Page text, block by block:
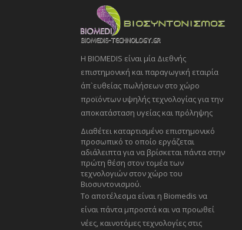
Η BIOMEDIS είναι μία Διεθνής
επιστημονική και παραγωγική εταιρία
άπ`ευθείας πωλήσεων στο χώρο
προϊόντων υψηλής τεχνολογίας για την
αποκατάσταση υγείας και πρόληψης
Διαθέτει καταρτισμένο επιστημονικό
προσωπικό το οποίο εργάζεται
αδιάλειπτα για να βρίσκεται πάντα στην
πρώτη θέση στον τομέα των
τεχνολογιών στον χώρο του
Βιοσυντονισμού.
Το αποτέλεσμα είναι η Biomedis να
είναι πάντα μπροστά και να προωθεί
νέες, καινοτόμες τεχνολογίες στις